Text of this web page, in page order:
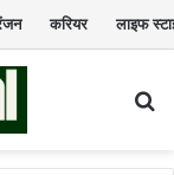
करियर लाइफ